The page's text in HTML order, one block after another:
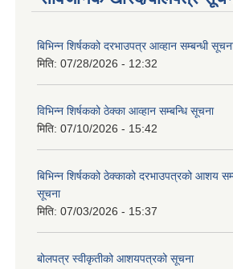
बिभिन्‍न शिर्षकको दरभाउपत्र आव्हान सम्बन्धी
मिति: 07/28/2026 - 12:32
विभिन्न शिर्षकको ठेक्का आव्हान सम्बन्धि सूचना
मिति: 07/10/2026 - 15:42
बिभिन्‍न शिर्षकको ठेक्काको दरभाउपत्रको आशय
सूचना
मिति: 07/03/2026 - 15:37
बोलपत्र स्वीकृतीको आशयपत्रको सूचना